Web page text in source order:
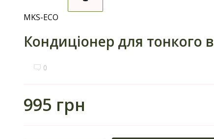
MKS-ECO
Кондиціонер для тонкого
0
995 грн